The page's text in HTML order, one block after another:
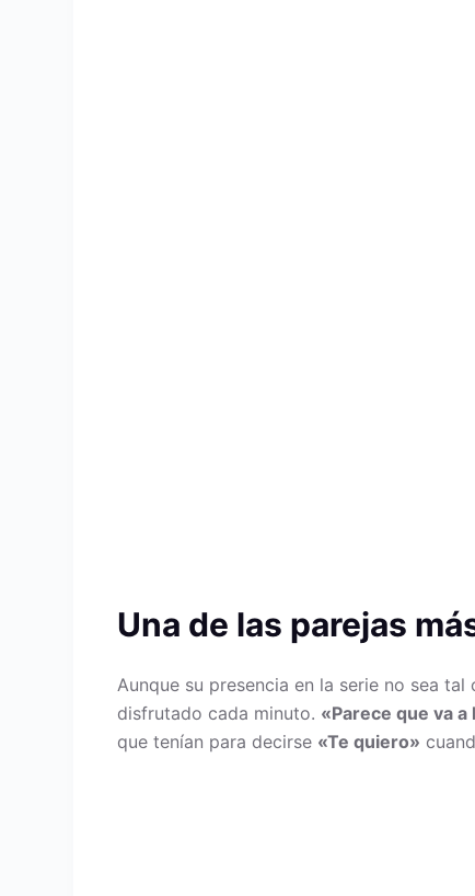
Una de las parejas
Aunque su presencia en la serie no sea
disfrutado cada minuto. «Parece que va a
que tenían para decirse «Te quiero»